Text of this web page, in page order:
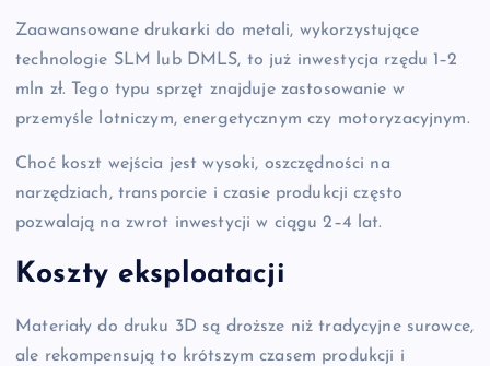
Zaawansowane drukarki do metali, wykorzystujące
technologie SLM lub DMLS, to już inwestycja rzędu 1–2
mln zł. Tego typu sprzęt znajduje zastosowanie w
przemyśle lotniczym, energetycznym czy motoryzacyjnym.
Choć koszt wejścia jest wysoki, oszczędności na
narzędziach, transporcie i czasie produkcji często
pozwalają na zwrot inwestycji w ciągu 2–4 lat.
Koszty eksploatacji
Materiały do druku 3D są droższe niż tradycyjne surowce,
ale rekompensują to krótszym czasem produkcji i